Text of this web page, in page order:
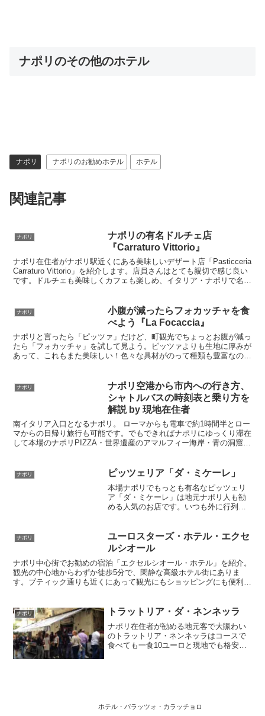
ナポリのその他のホテル
ナポリ ナポリのお勧めホテル ホテル
関連記事
ナポリ
ナポリの有名ドルチェ店
『Carraturo Vittorio』
ナポリ在住者がナポリ駅近くにある美味しいデザート店「Pasticceria
Carraturo Vittorio」を紹介します。店員さんはとても親切で感じ良い
です。ドルチェも美味しくカフェも楽しめ、イタリア・ナポリで名物
ナポリ
小腹が減ったらフォカッチャを食
べよう『La Focaccia』
ナポリと言ったら「ピッツァ」だけど、町観光でちょっとお腹が減っ
たら「フォカッチャ」を試して見よう。ピッツァよりも生地に厚みが
あって、これもまた美味しい！色々な具材がのって種類も豊富なので
ナポリ
ナポリ空港から市内への行き方、
シャトルバスの時刻表と乗り方を
解説 by 現地在住者
南イタリア入口となるナポリ。 ローマからも電車で約1時間半とロー
マからの日帰り旅行も可能です。でもできればナポリにゆっくり滞在
して本場のナポリPIZZA・世界遺産のアマルフィー海岸・青の洞窟で
ナポリ ピッツェリア「ダ・ミケーレ」
本場ナポリでもっとも有名なピッツェリ
ア「ダ・ミケーレ」は地元ナポリ人も勧
める人気のお店です。いつも外に行列が
と手頃な料金で世界最高の味が楽しめま
す。混雑していますが回転も早いのでち
ょっと時間をずらせば問題なく食べられ
ます。
ナポリ
ユーロスターズ・ホテル・エクセ
ルシオール
ナポリ中心街でお勧めの宿泊「エクセルシオール・ホテル」を紹介。
観光の中心地からわずか徒歩5分で、閑静な高級ホテル街にありま
す。ブティック通りも近くにあって観光にもショッピングにも便利、
あって日本人にも大満足なホテルです。
ナポリ トラットリア・ダ・ネンネッラ
ナポリ在住者が勧める地元客で大賑わい
のトラットリア・ネンネッラはコースで
食べても一食10ユーロと現地でも格安の
ホテル・パラッツォ・カラッチョロ